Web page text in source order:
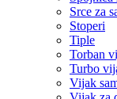
Srce za
Stoperi
Tiple
Torban
Turbo
Vijak